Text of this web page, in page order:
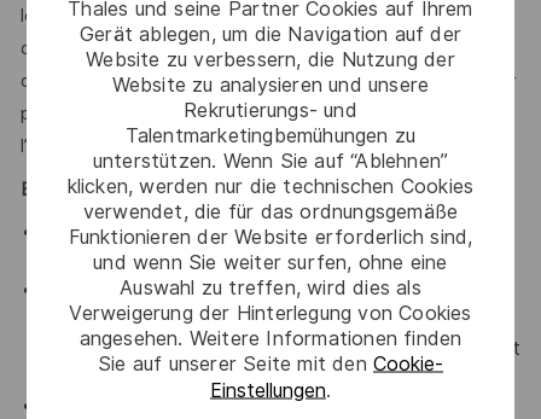
Thales und seine Partner Cookies auf Ihrem
Gerät ablegen, um die Navigation auf der
Website zu verbessern, die Nutzung der
Website zu analysieren und unsere
Rekrutierungs- und
Talentmarketingbemühungen zu
unterstützen. Wenn Sie auf “Ablehnen”
klicken, werden nur die technischen Cookies
verwendet, die für das ordnungsgemäße
Funktionieren der Website erforderlich sind,
und wenn Sie weiter surfen, ohne eine
Auswahl zu treffen, wird dies als
Verweigerung der Hinterlegung von Cookies
angesehen. Weitere Informationen finden
Sie auf unserer Seite mit den Cookie-
Einstellungen.
le reporting, le suivi des KPIs, et pour répondre à la
diversité des exigences clients/gouvernementales. Il s’agit
d’anticiper les besoins, de structurer l’information, et d’oser
proposer de nouveaux axes d’analyse pour accroître
l’efficacité projets.
Exigences minimales
Baccalauréat ou diplôme équivalent en gestion de
projets ou techniques
Expérience confirmée (3 à 5 ans minimum) PMO ou
pilotage de projets complexes, idéalement dans
l’industrie (aéro, défense, tech) et en environnement
international.
Solide maîtrise gestion budgétaire, outils de